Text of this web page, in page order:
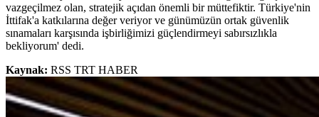
vazgeçilmez olan, stratejik açıdan önemli bir müttefiktir. Türkiye'nin
İttifak'a katkılarına değer veriyor ve günümüzün ortak güvenlik
sınamaları karşısında işbirliğimizi güçlendirmeyi sabırsızlıkla
bekliyorum' dedi.
Kaynak: RSS TRT HABER